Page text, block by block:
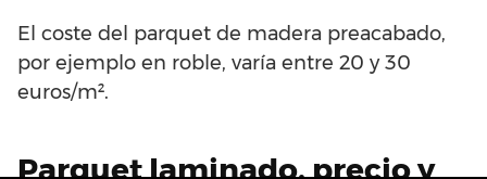
El coste del parquet de madera preacabado,
por ejemplo en roble, varía entre 20 y 30
euros/m².
Parquet laminado, precio y